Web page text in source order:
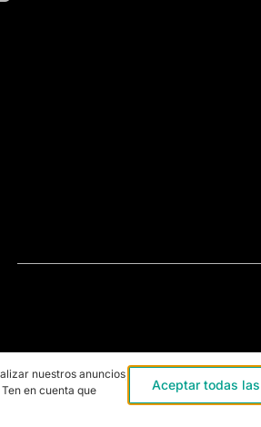
nuestros anuncios,
en cuenta que
Aceptar todas